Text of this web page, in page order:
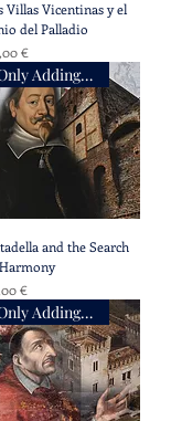
Villas Vicentinas y el
del Palladio
€
Only Adding Accompaniment
and the Search
€
Only Adding Accompaniment